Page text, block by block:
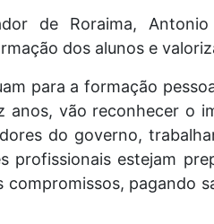
de Roraima,
dos alunos e
para a formação
anos, vão reconhecer o
do governo,
profissionais estejam
pagando